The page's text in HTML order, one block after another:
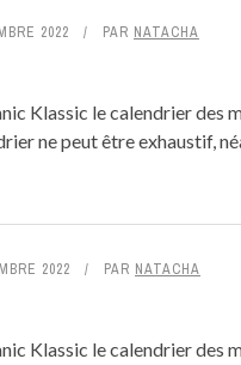
2022 PAR NATACHA
Klassic le calendrier des
ne peut être exhaustif,
2022 PAR NATACHA
Klassic le calendrier des